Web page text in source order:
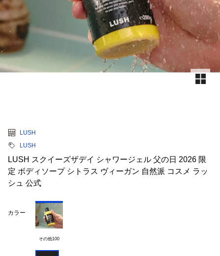
LUSH
LUSH
LUSH スクイーズザデイ シャワージェル 父の日 2026 限
定 ボディソープ シトラス ヴィーガン 自然派 コスメ ラッ
シュ 公式
カラー
その他100